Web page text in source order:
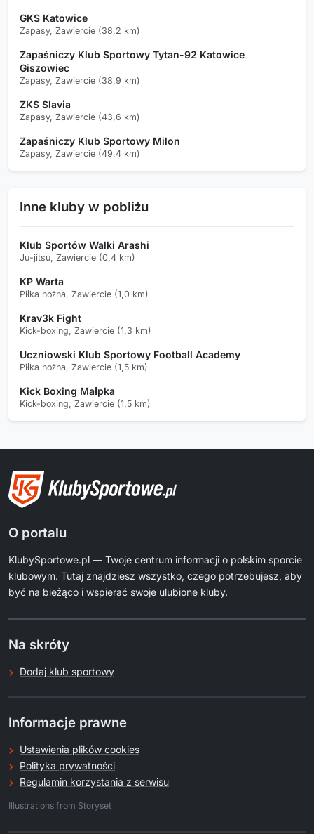
GKS Katowice
Zapasy, Zawiercie (38,2 km)
Zapaśniczy Klub Sportowy Tytan-92 Katowice
Giszowiec
Zapasy, Zawiercie (38,9 km)
ZKS Slavia
Zapasy, Zawiercie (43,6 km)
Zapaśniczy Klub Sportowy Milon
Zapasy, Zawiercie (49,4 km)
Inne kluby w pobliżu
Klub Sportów Walki Arashi
Ju-jitsu, Zawiercie (0,4 km)
KP Warta
Piłka nożna, Zawiercie (1,0 km)
Krav3k Fight
Kick-boxing, Zawiercie (1,3 km)
Uczniowski Klub Sportowy Football Academy
Piłka nożna, Zawiercie (1,5 km)
Kick Boxing Małpka
Kick-boxing, Zawiercie (1,5 km)
O portalu
KlubySportowe.pl — Twoje centrum informacji o polskim sporcie
klubowym. Tutaj znajdziesz wszystko, czego potrzebujesz, aby
być na bieżąco i wspierać swoje ulubione kluby.
Na skróty
Dodaj klub sportowy
Informacje prawne
Ustawienia plików cookies
Polityka prywatności
Regulamin korzystania z serwisu
Illustrations from Storyset